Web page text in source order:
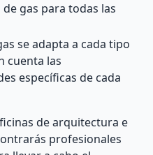
gas para todas las
se adapta a cada tipo
cuenta las
específicas de cada
de arquitectura e
profesionales